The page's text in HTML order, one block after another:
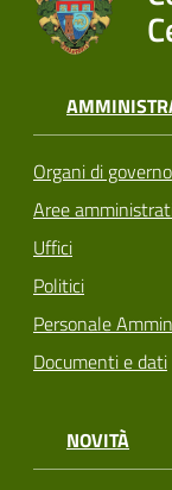
Organi di governo
Aree
Uffici
Politici
Personale
Documenti e dati
NOVITÀ